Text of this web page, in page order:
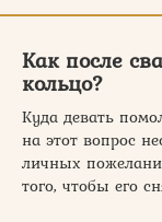
Как после
кольцо?
Куда девать
на этот вопрос
личных
того, чтобы его